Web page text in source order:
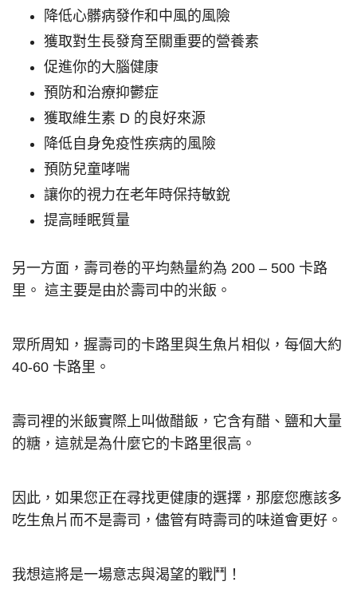
降低心髒病發作和中風的風險
獲取對生長發育至關重要的營養素
促進你的大腦健康
預防和治療抑鬱症
獲取維生素 D 的良好來源
降低自身免疫性疾病的風險
預防兒童哮喘
讓你的視力在老年時保持敏銳
提高睡眠質量
另一方面，壽司卷的平均熱量約為 200 – 500 卡路
里。 這主要是由於壽司中的米飯。
眾所周知，握壽司的卡路里與生魚片相似，每個大約
40-60 卡路里。
壽司裡的米飯實際上叫做醋飯，它含有醋、鹽和大量
的糖，這就是為什麼它的卡路里很高。
因此，如果您正在尋找更健康的選擇，那麼您應該多
吃生魚片而不是壽司，儘管有時壽司的味道會更好。
我想這將是一場意志與渴望的戰鬥！